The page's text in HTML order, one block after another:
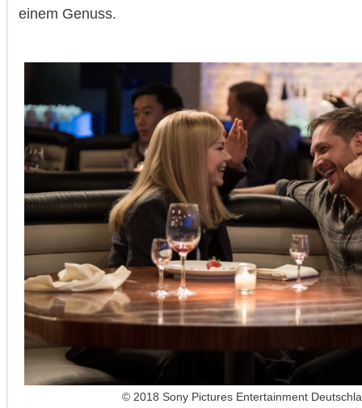
einem Genuss.
© 2018 Sony Pictures Entertainment